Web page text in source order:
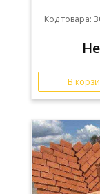
Код товара:
В